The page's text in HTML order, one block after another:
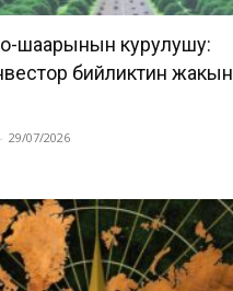
шаарынын курулушу:
бийликтин жакын
- 29/07/2026